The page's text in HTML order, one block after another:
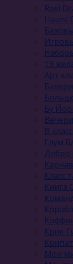
Reel
Haunt
13
Арт
Бу
В
Глум
Добро
Класс
Книга
Крик
Мои